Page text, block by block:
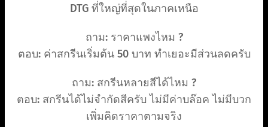
DTG ที่ใหญ่ที่สุดในภาคเหนือ
ถาม: ราคาแพงไหม ?
ตอบ: ค่าสกรีนเริ่มต้น 50 บาท ทำเยอะมีส่วนลดครับ
ถาม: สกรีนหลายสีได้ไหม ?
ตอบ: สกรีนได้ไม่จำกัดสีครับ ไม่มีค่าบล๊อค ไม่มีบวก
เพิ่มคิดราคาตามจริง